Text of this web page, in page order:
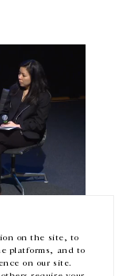
on the site, to
platforms, and to
on our site.